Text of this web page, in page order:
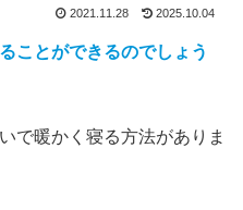
2021.11.28 2025.10.04
ことができるのでしょう
で暖かく寝る方法がありま